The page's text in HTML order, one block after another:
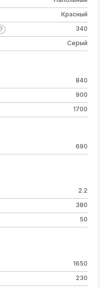
Красный
340
Серый
840
900
1700
690
2.2
380
50
1650
230